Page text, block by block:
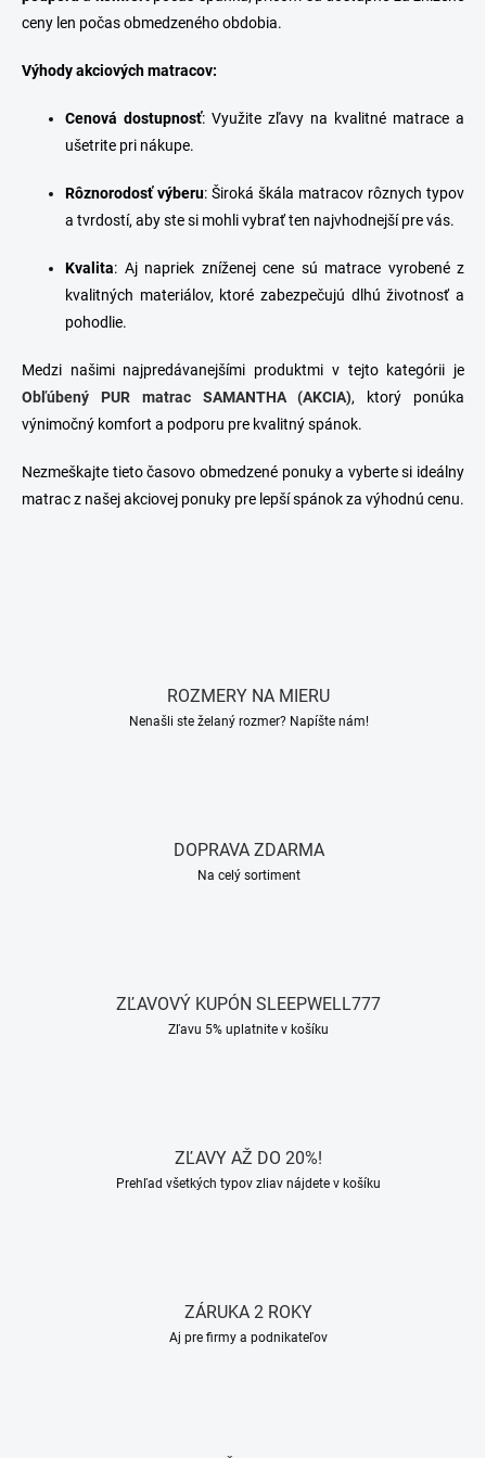
ceny len počas obmedzeného obdobia.
Výhody akciových matracov:
Cenová dostupnosť: Využite zľavy na kvalitné matrace a
ušetrite pri nákupe.
Rôznorodosť výberu: Široká škála matracov rôznych typov
a tvrdostí, aby ste si mohli vybrať ten najvhodnejší pre vás.
Kvalita: Aj napriek zníženej cene sú matrace vyrobené z
kvalitných materiálov, ktoré zabezpečujú dlhú životnosť a
pohodlie.
Medzi našimi najpredávanejšími produktmi v tejto kategórii je
Obľúbený PUR matrac SAMANTHA (AKCIA), ktorý ponúka
výnimočný komfort a podporu pre kvalitný spánok.
Nezmeškajte tieto časovo obmedzené ponuky a vyberte si ideálny
matrac z našej akciovej ponuky pre lepší spánok za výhodnú cenu.
ROZMERY NA MIERU
Nenašli ste želaný rozmer? Napíšte nám!
DOPRAVA ZDARMA
Na celý sortiment
ZĽAVOVÝ KUPÓN SLEEPWELL777
Zľavu 5% uplatnite v košíku
ZĽAVY AŽ DO 20%!
Prehľad všetkých typov zliav nájdete v košíku
ZÁRUKA 2 ROKY
Aj pre firmy a podnikateľov